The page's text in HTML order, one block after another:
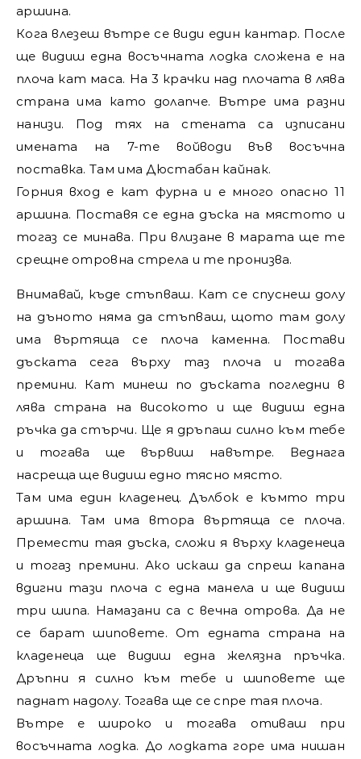
аршина.
Кога влезеш вътре се види един кантар. После
ще видиш една восъчната лодка сложена е на
плоча кат маса. На 3 крачки над плочата в лява
страна има като долапче. Вътре има разни
нанизи. Под тях на стената са изписани
имената на 7-те войводи във восъчна
поставка. Там има Дюстабан кайнак.
Горния вход е кат фурна и е много опасно 11
аршина. Поставя се една дъска на мястото и
тогаз се минава. При влизане в марата ще те
срещне отровна стрела и те пронизва.
Внимавай, къде стъпваш. Кат се спуснеш долу
на дъното няма да стъпваш, щото там долу
има въртяща се плоча каменна. Постави
дъската сега върху таз плоча и тогава
премини. Кат минеш по дъската погледни в
лява страна на високото и ще видиш една
ръчка да стърчи. Ще я дръпаш силно към тебе
и тогава ще вървиш навътре. Веднага
насреща ще видиш едно тясно място.
Там има един кладенец. Дълбок е къмто три
аршина. Там има втора въртяща се плоча.
Премести тая дъска, сложи я върху кладенеца
и тогаз премини. Ако искаш да спреш капана
вдигни тази плоча с една манела и ще видиш
три шипа. Намазани са с вечна отрова. Да не
се барат шиповете. От едната страна на
кладенеца ще видиш една желязна пръчка.
Дръпни я силно към тебе и шиповете ще
паднат надолу. Тогава ще се спре тая плоча.
Вътре е широко и тогава отиваш при
восъчната лодка. До лодката горе има нишан